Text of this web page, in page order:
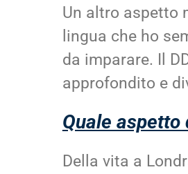
Un altro aspetto
lingua che ho
da imparare. Il
approfondito e
Quale
Della vita a